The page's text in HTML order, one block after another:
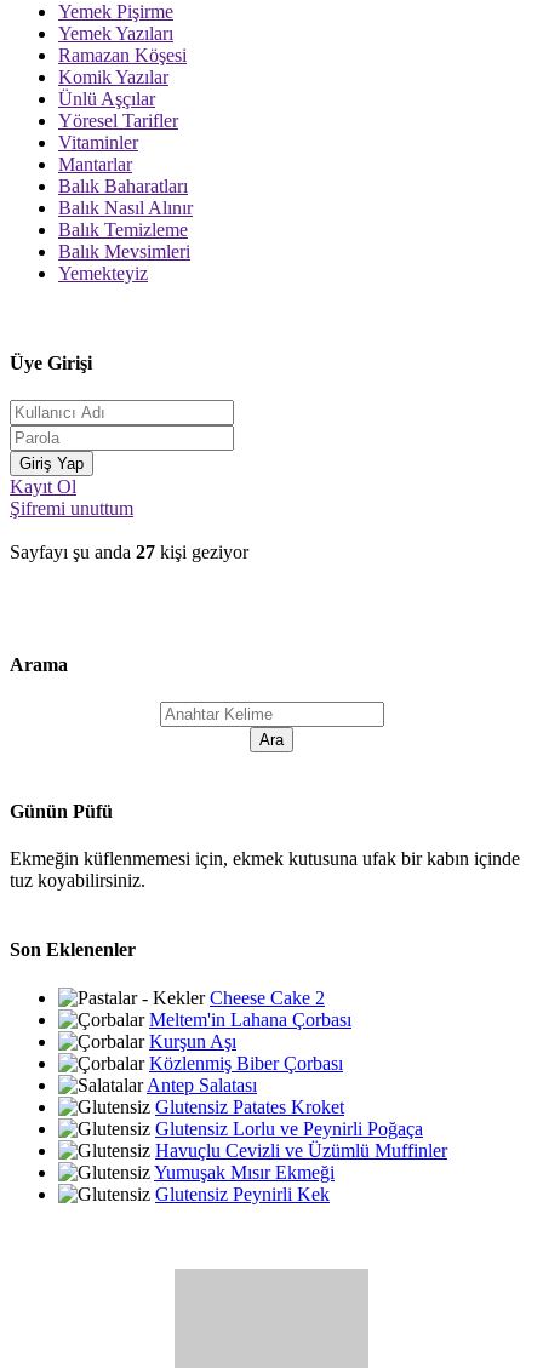
Yemek Pişirme
Yemek Yazıları
Ramazan Köşesi
Komik Yazılar
Ünlü Aşçılar
Yöresel Tarifler
Vitaminler
Mantarlar
Balık Baharatları
Balık Nasıl Alınır
Balık Temizleme
Balık Mevsimleri
Yemekteyiz
Üye Girişi
Kayıt Ol
Şifremi unuttum
Sayfayı şu anda 27 kişi geziyor
Arama
Günün Püfü
Ekmeğin küflenmemesi için, ekmek kutusuna ufak bir kabın içinde
tuz koyabilirsiniz.
Son Eklenenler
Cheese Cake 2
Meltem'in Lahana Çorbası
Kurşun Aşı
Közlenmiş Biber Çorbası
Antep Salatası
Glutensiz Patates Kroket
Glutensiz Lorlu ve Peynirli Poğaça
Havuçlu Cevizli ve Üzümlü Muffinler
Yumuşak Mısır Ekmeği
Glutensiz Peynirli Kek